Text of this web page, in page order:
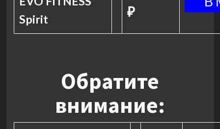
Spirit
₽
Обратите
внимание: